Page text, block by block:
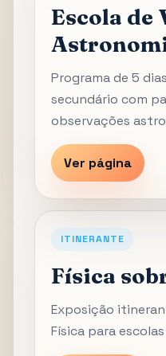
Escola de
Programa de 5
secundário com
observações
Ver página
ITINERANTE
Física
Exposição
Física para